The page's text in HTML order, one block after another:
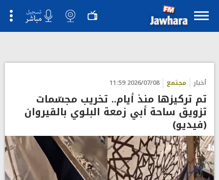
أخبار مجتمع 2026/07/08 11:59
تم تركيزها منذ أيام.. تخريب مجسّمات
تزويق ساحة أبي زمعة البلوي بالقيروان
(فيديو)